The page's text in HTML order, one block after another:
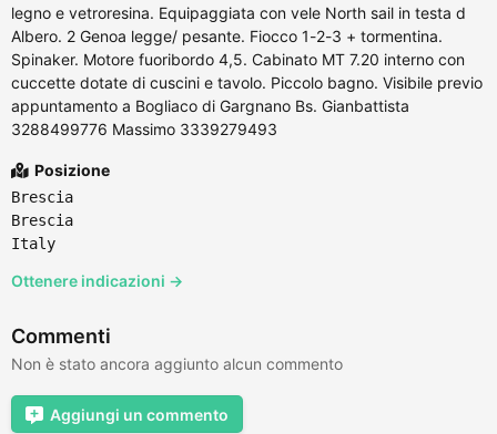
legno e vetroresina. Equipaggiata con vele North sail in testa d
Albero. 2 Genoa legge/ pesante. Fiocco 1-2-3 + tormentina.
Spinaker. Motore fuoribordo 4,5. Cabinato MT 7.20 interno con
cuccette dotate di cuscini e tavolo. Piccolo bagno. Visibile previo
appuntamento a Bogliaco di Gargnano Bs. Gianbattista
3288499776 Massimo 3339279493
Posizione
Brescia
Brescia
Italy
Ottenere indicazioni →
Commenti
Non è stato ancora aggiunto alcun commento
Aggiungi un commento